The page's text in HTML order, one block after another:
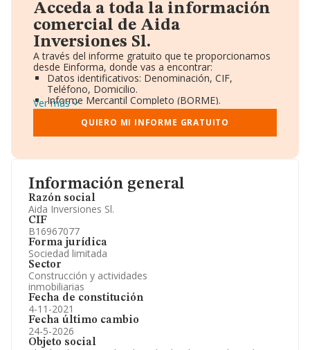
Información general
Razón social
Aida Inversiones Sl.
CIF
B16967077
Forma jurídica
Sociedad limitada
Sector
Construcción y actividades
inmobiliarias
Fecha de constitución
4-11-2021
Fecha último cambio
24-5-2026
Objeto social
Acceda a toda la información
comercial de Aida
Inversiones Sl.
A través del informe gratuito que te proporcionamos
desde Einforma, donde vas a encontrar:
Datos identificativos: Denominación, CIF,
Teléfono, Domicilio.
Informe Mercantil Completo (BORME).
Gráficos de Evolución Ventas y Empleados.
Consejo de Administración y Administradores.
Directivos y Ejecutivos.
Información oficial y registral complementaria.
Ver más
QUIERO MI INFORME GRATUITO